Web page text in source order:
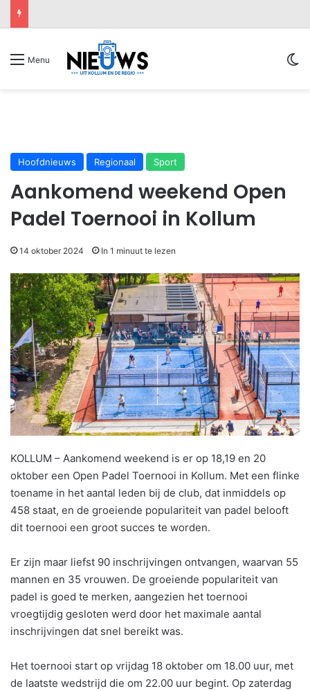
Menu
Hoofdnieuws Regionaal Sport
Aankomend weekend Open
Padel Toernooi in Kollum
14 oktober 2024 In 1 minuut te lezen
KOLLUM – Aankomend weekend is er op 18,19 en 20
oktober een Open Padel Toernooi in Kollum. Met een flinke
toename in het aantal leden bij de club, dat inmiddels op
458 staat, en de groeiende populariteit van padel belooft
dit toernooi een groot succes te worden.
Er zijn maar liefst 90 inschrijvingen ontvangen, waarvan 55
mannen en 35 vrouwen. De groeiende populariteit van
padel is goed te merken, aangezien het toernooi
vroegtijdig gesloten werd door het maximale aantal
inschrijvingen dat snel bereikt was.
Het toernooi start op vrijdag 18 oktober om 18.00 uur, met
de laatste wedstrijd die om 22.00 uur begint. Op zaterdag